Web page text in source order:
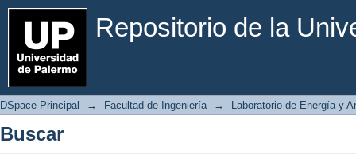
Repositorio de la
Buscar
DSpace Principal → Facultad de Ingeniería → Laboratorio de Energía y
Buscar